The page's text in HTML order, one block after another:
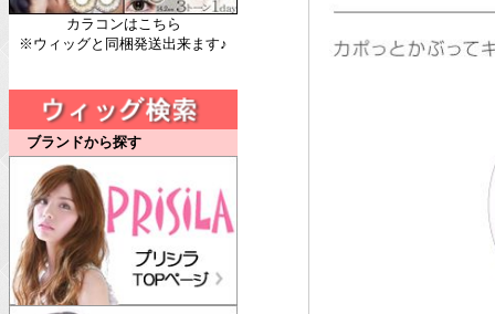
カラコンはこちら
※ウィッグと同梱発送出来ます♪
ブランドから探す